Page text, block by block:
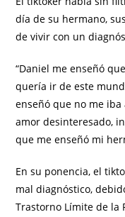
día de su hermano,
de vivir con un
“Daniel me enseñó
quería ir de este
enseñó que no me
amor desinteresado,
que me enseñó mi
En su ponencia, el
mal diagnóstico,
Trastorno Límite de la